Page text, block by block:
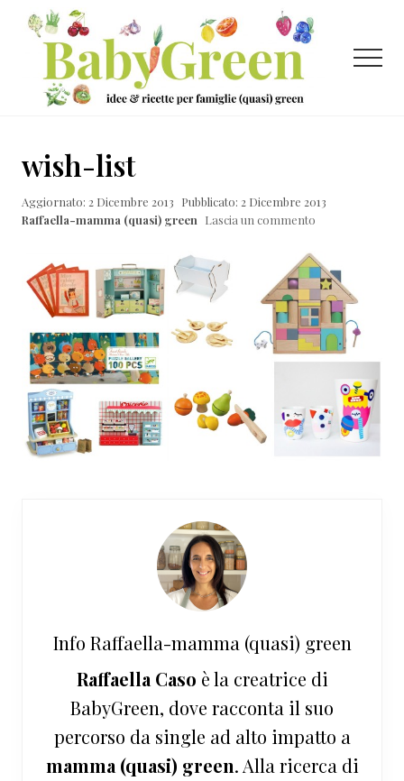
Menu
Passa
contenuto
principale
Passa
laterale
primaria
Passa
ricette
per
(quasi)
green
Menu
wish-list
Aggiornato: 2 Dicembre 2013 Pubblicato: 2 Dicembre 2013
Raffaella-mamma (quasi) green Lascia un commento
Info Raffaella-mamma (quasi) green
Raffaella Caso è la creatrice di
BabyGreen, dove racconta il suo
percorso da single ad alto impatto a
mamma (quasi) green. Alla ricerca di